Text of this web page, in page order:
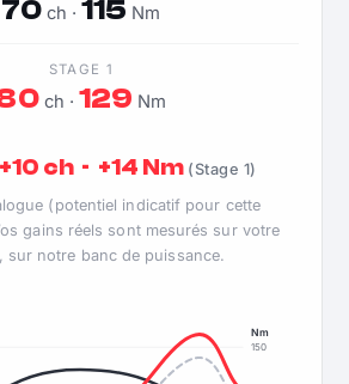
70ch ·115 Nm
STAGE 1
ch ·129 Nm
ch · +14 Nm (Stage 1)
(potentiel indicatif pour cette
gains réels sont mesurés sur votre
sur notre banc de puissance.
150
Nm